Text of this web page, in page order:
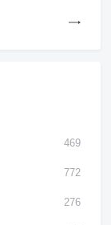
469
772
276